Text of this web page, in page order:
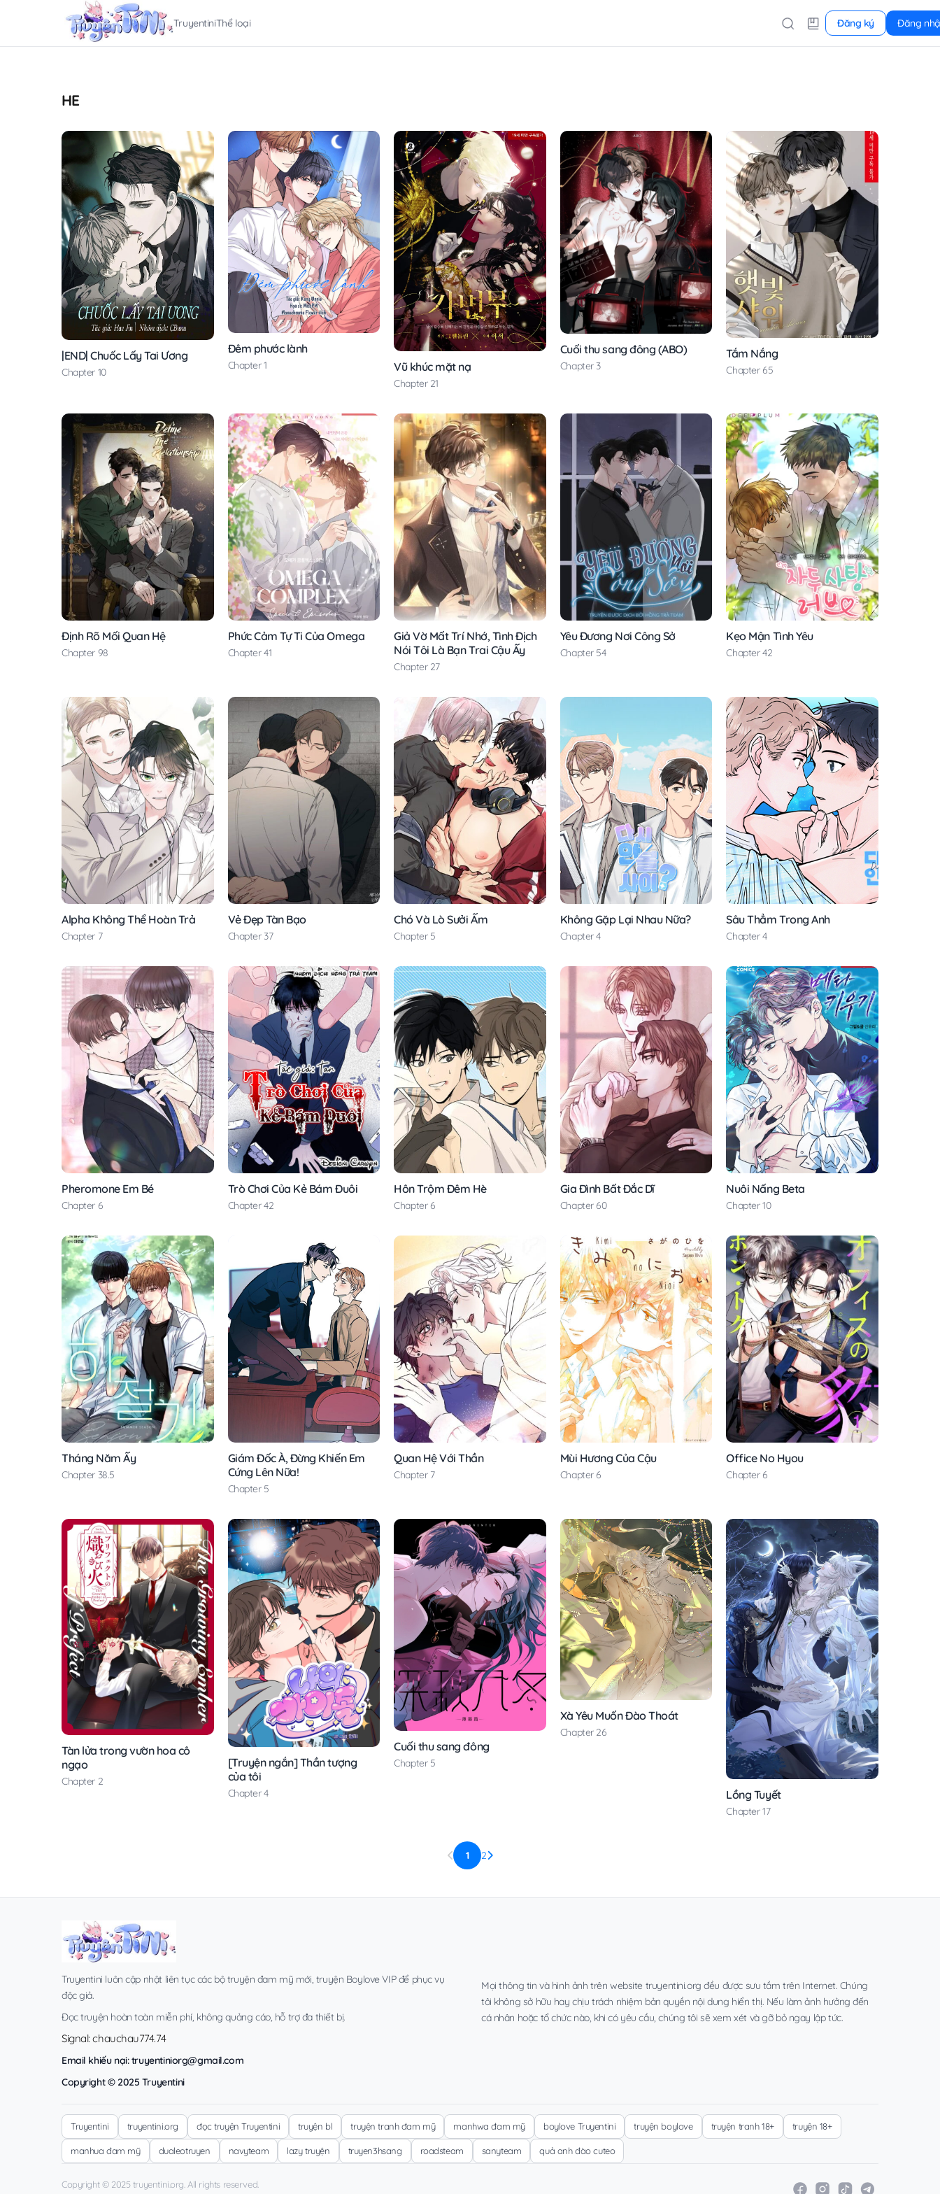
TruyentiniThể loại Đăng ký Đăng
HE
|END| Chuốc Lấy Tai Ương
Chapter 10
Đêm phước lành
Chapter 1 Vũ khúc mặt nạ
Chapter 21
Cuối thu sang đông (ABO)
Chapter 3
Tắm Nắng
Chapter 65
Định Rõ Mối Quan Hệ
Chapter 98
Phức Cảm Tự Ti Của Omega
Chapter 41
Giả Vờ Mất Trí Nhớ, Tình Địch
Nói Tôi Là Bạn Trai Cậu Ấy
Chapter 27
Yêu Đương Nơi Công Sở
Chapter 54
Kẹo Mận Tình Yêu
Chapter 42
Alpha Không Thể Hoàn Trả
Chapter 7
Vẻ Đẹp Tàn Bạo
Chapter 37
Chó Và Lò Sưởi Ấm
Chapter 5
Không Gặp Lại Nhau Nữa?
Chapter 4
Sâu Thẳm Trong Anh
Chapter 4
Pheromone Em Bé
Chapter 6
Trò Chơi Của Kẻ Bám Đuôi
Chapter 42
Hôn Trộm Đêm Hè
Chapter 6
Gia Đình Bất Đắc Dĩ
Chapter 60
Nuôi Nấng Beta
Chapter 10
Tháng Năm Ấy
Chapter 38.5
Giám Đốc À, Đừng Khiến Em
Cứng Lên Nữa!
Chapter 5
Quan Hệ Với Thần
Chapter 7
Mùi Hương Của Cậu
Chapter 6
Office No Hyou
Chapter 6
Tàn lửa trong vườn hoa cô
ngạo
Chapter 2
[Truyện ngắn] Thần tượng
của tôi
Chapter 4
Cuối thu sang đông
Chapter 5
Xà Yêu Muốn Đào Thoát
Chapter 26
Lồng Tuyết
Chapter 17
1 2
Truyentini luôn cập nhật liên tục các bộ truyện đam mỹ mới, truyện Boylove VIP để phục vụ
độc giả.
Đọc truyện hoàn toàn miễn phí, không quảng cáo, hỗ trợ đa thiết bị.
Signal: chauchau774.74
Email khiếu nại:truyentiniorg@gmail.com
Copyright © 2025 Truyentini
Mọi thông tin và hình ảnh trên website truyentini.org đều được sưu tầm trên Internet. Chúng
tôi không sở hữu hay chịu trách nhiệm bản quyền nội dung hiển thị. Nếu làm ảnh hưởng đến
cá nhân hoặc tổ chức nào, khi có yêu cầu, chúng tôi sẽ xem xét và gỡ bỏ ngay lập tức.
Truyentini truyentini.org đọc truyện Truyentini truyện bl truyện tranh đam mỹ manhwa đam mỹ boylove Truyentini truyện boylove truyện tranh 18+ truyện 18+
manhua đam mỹ dualeotruyen navyteam lazy truyện truyen3hsang roadsteam sanyteam quả anh đào cuteo
Copyright © 2025 truyentini.org. All rights reserved.